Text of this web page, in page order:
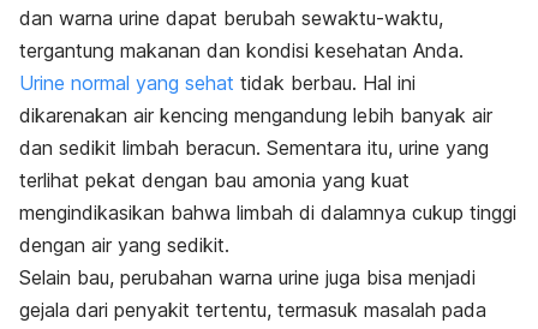
dan warna urine dapat berubah sewaktu-waktu,
tergantung makanan dan kondisi kesehatan Anda.
Urine normal yang sehat tidak berbau. Hal ini
dikarenakan air kencing mengandung lebih banyak air
dan sedikit limbah beracun. Sementara itu, urine yang
terlihat pekat dengan bau amonia yang kuat
mengindikasikan bahwa limbah di dalamnya cukup tinggi
dengan air yang sedikit.
Selain bau, perubahan warna urine juga bisa menjadi
gejala dari penyakit tertentu, termasuk masalah pada